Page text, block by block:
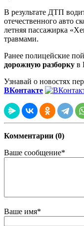
В результате ДТП
отечественного авто
летняя пассажирка
травмами.
Ранее полицейские
дорожную разборку в
Узнавай о новостях
ВКонтакте
Комментарии (0)
Ваше сообщение*
Ваше имя*